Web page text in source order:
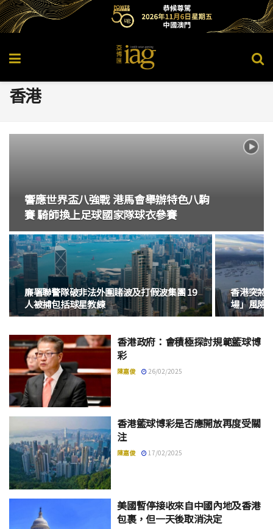
香港
響應世界盃八強戰 港馬會舉辦特色八駒
賽 騎師換上足球國家隊球衣參賽
廉署聯警隊破非法外圍賭波及打假波集團 19
人被捕包括球星教練
香港突煞
場」風險
香港政府：會積極探討規範籃球博
彩
陳嘉俊 26/02/2025
香港籃球博彩是否應開放再度受關
注
陳嘉俊 17/02/2025
美國暫停接收來自中國內地及香港
包裹，但一天後取消決定